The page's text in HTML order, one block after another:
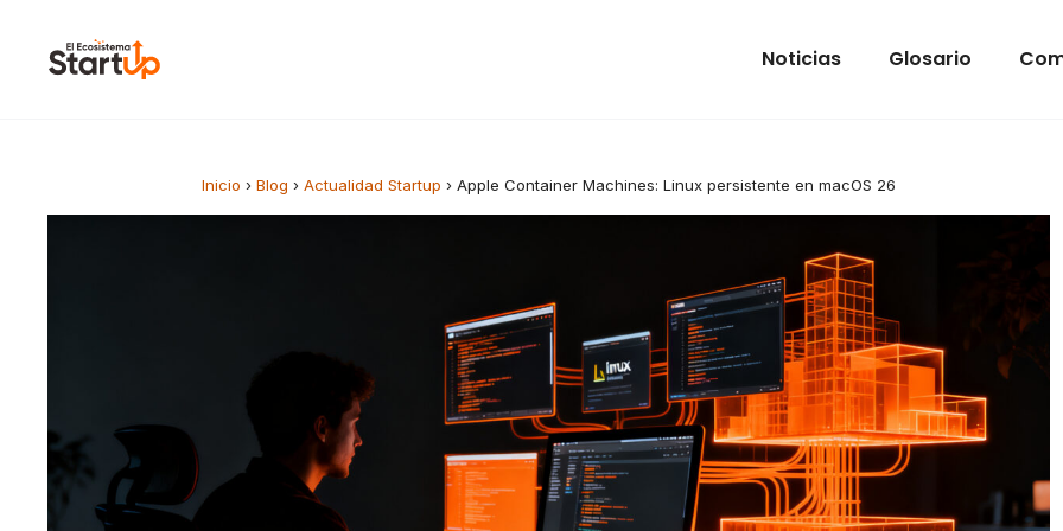
Noticias Glosario
Inicio › Blog › Actualidad Startup › Apple Container Machines: Linux persistente en macOS 26